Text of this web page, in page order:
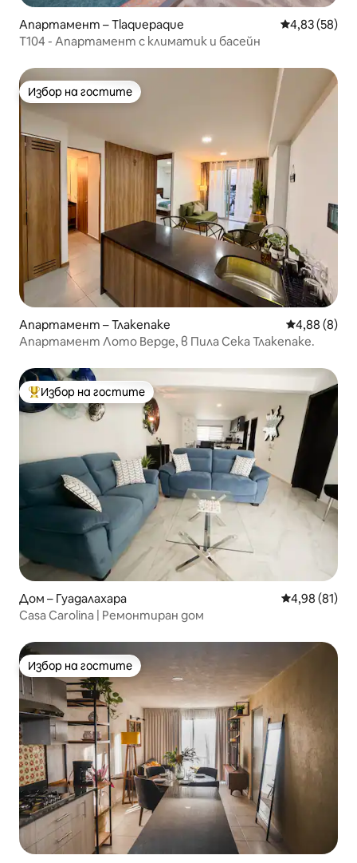
Апартамент – Tlaquepaque Средна
4,83 (58)
T104 - Апартамент с климатик и басейн
Избор на гостите
Избор на гостите
Апартамент – Тлакепаке Средна
4,88 (8)
Апартамент Лото Верде, в Пила Сека Тлакепаке.
Най-популярен избор на гостите
Избор на гостите
Дом – Гуадалахара Средна
4,98 (81)
Casa Carolina | Ремонтиран дом
Избор на гостите
Избор на гостите